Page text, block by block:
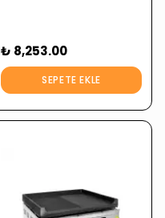
₺ 8,253.00
SEPETE EKLE